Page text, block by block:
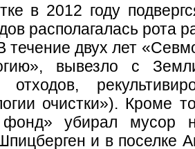
в 2012 году
располагалась рота
двух лет
вывезло с
очистки»). Кроме
убирал мусор
и в поселке